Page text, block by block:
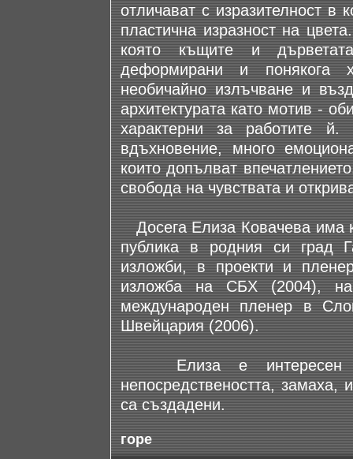
отличават с изразителност в
пластична изразност на
която къщите и
деформирани и понякога
необичайно излъчване и
архитектурата като мотив -
характерни за работите
вдъхновение, много
които допълват
свобода на чувствата и
Досега Елиза Ковачева има
публика в родния си град
изложби, в проекти и
изложба на СБХ (2004),
международен пленер в
Швейцария (2006).
Елиза е интересен
непосредствеността, замаха,
са създадени.
горе